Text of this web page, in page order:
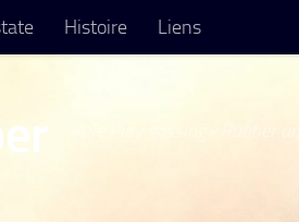
Histoire Liens